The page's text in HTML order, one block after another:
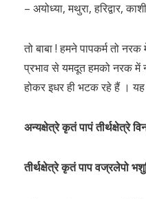
– अयोध्या, मथुरा, हरिद्वार,
तो बाबा ! हमने पापकर्म तो
प्रभाव से यमदूत हमको नरक में
होकर इधर ही भटक रहे हैं । यह
अन्यक्षेत्रे कृतं पापं तीर्थक्षेत्रे
तीर्थक्षेत्रे कृतं पाप वज्रलेपो